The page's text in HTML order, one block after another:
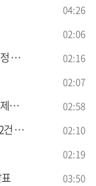
04:26
02:06
" 02:16
02:07
+] 02:58
발 02:10
02:19
03:50